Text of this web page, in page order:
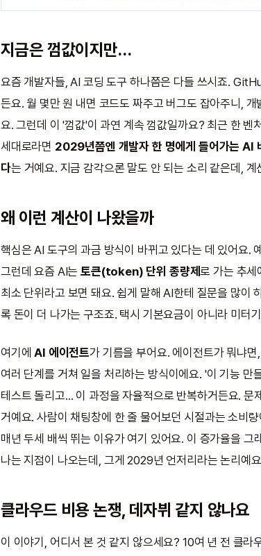
지금은 껌값이지만…
요즘 개발자들, AI 코딩 도구 하나쯤은 다들 쓰시죠.
든요. 월 몇만 원 내면 코드도 짜주고 버그도 잡아주니,
요. 그런데 이 '껌값'이 과연 계속 껌값일까요? 최근 한 벤
세대로라면 2029년쯤엔 개발자 한 명에게 들어가는 AI
다는 거예요. 지금 감각으론 말도 안 되는 소리 같은데,
왜 이런 계산이 나왔을까
핵심은 AI 도구의 과금 방식이 바뀌고 있다는 데 있어요.
그런데 요즘 AI는토큰(token) 단위 종량제로 가는 추세
최소 단위라고 보면 돼요. 쉽게 말해 AI한테 질문을 많이
록 돈이 더 나가는 구조죠. 택시 기본요금이 아니라 미터
여기에AI 에이전트가 기름을 부어요. 에이전트가 뭐냐
여러 단계를 거쳐 일을 처리하는 방식이에요. '이 기능 만
테스트 돌리고… 이 과정을 자율적으로 반복하거든요. 문
거예요. 사람이 채팅창에 한 줄 물어보던 시절과는 소비
매년 두세 배씩 뛰는 이유가 여기 있어요. 이 증가율을
나는 지점이 나오는데, 그게 2029년 언저리라는 논리예
클라우드 비용 논쟁, 데자뷔 같지 않나요
이 이야기, 어디서 본 것 같지 않으세요? 10여 년 전 클라